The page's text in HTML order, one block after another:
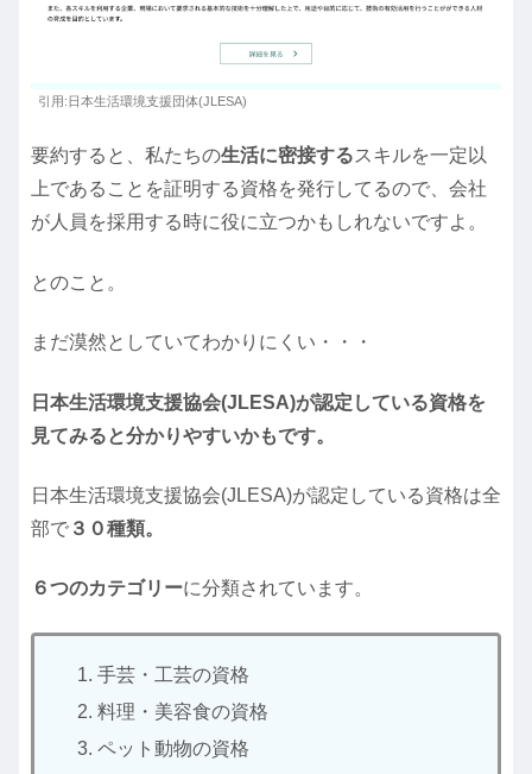
引用:日本生活環境支援団体(JLESA)
要約すると、私たちの生活に密接するスキルを一定以
上であることを証明する資格を発行してるので、会社
が人員を採用する時に役に立つかもしれないですよ。
とのこと。
まだ漠然としていてわかりにくい・・・
日本生活環境支援協会(JLESA)が認定している資格を
見てみると分かりやすいかもです。
日本生活環境支援協会(JLESA)が認定している資格は全
部で ３０種類。
６つのカテゴリーに分類されています。
手芸・工芸の資格
料理・美容食の資格
ペット動物の資格